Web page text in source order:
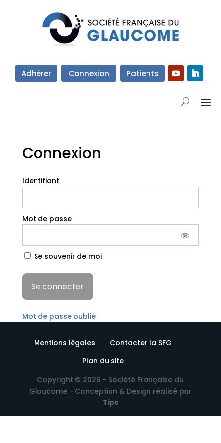
Adhérer Connexion Patients
Connexion
Identifiant
Mot de passe
Se souvenir de moi
Mot de passe oublié
Mentions légales
Contacter la SFG
Plan du site
Copyright © 2026 - Société Française du
Glaucome - Conception & Design réalisé par
Tips